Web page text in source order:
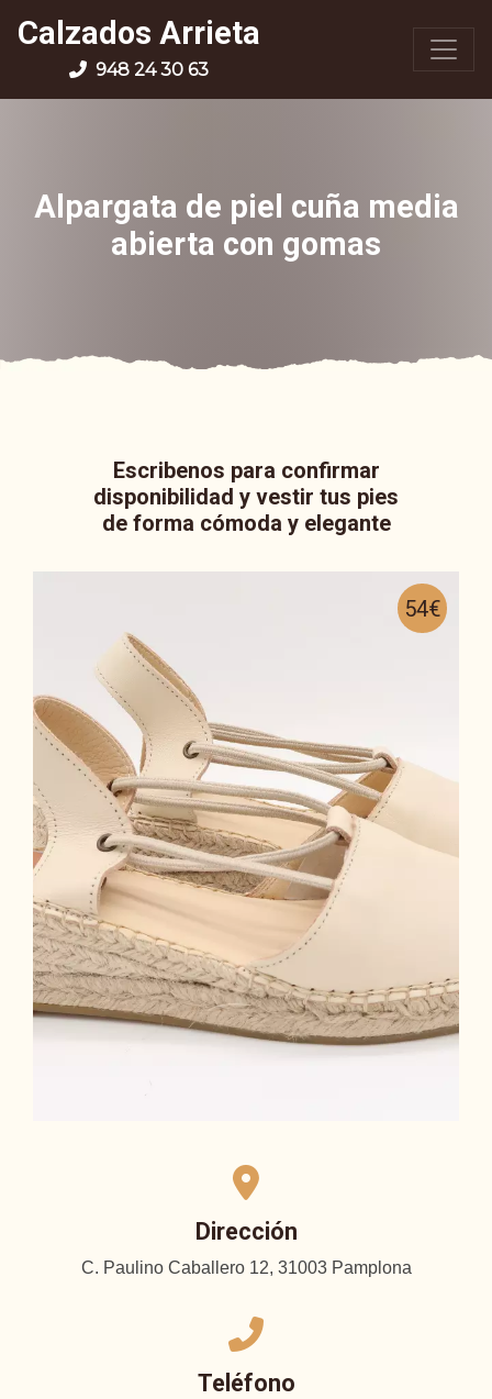
Calzados Arrieta
948 24 30 63
Alpargata de piel cuña media
abierta con gomas
Escribenos para confirmar
disponibilidad y vestir tus pies
de forma cómoda y elegante
54€
Dirección
C. Paulino Caballero 12, 31003 Pamplona
Teléfono